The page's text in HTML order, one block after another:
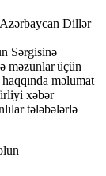
Dillər
Sərgisinə
məzunlar üçün
məlumat
xəbər
tələbələrlə